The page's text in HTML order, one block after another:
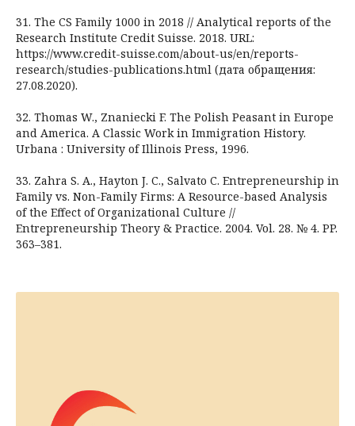
31. The CS Family 1000 in 2018 // Аnalytical reports of the
Research Institute Credit Suisse. 2018. URL:
https://www.credit-suisse.com/about-us/en/reports-
research/studies-publications.html (дата обращения:
27.08.2020).
32. Thomas W., Znaniecki F. The Polish Peasant in Europe
and America. A Classic Work in Immigration History.
Urbana : University of Illinois Press, 1996.
33. Zahra S. A., Hayton J. C., Salvato C. Entrepreneurship in
Family vs. Non-Family Firms: A Resource-based Analysis
of the Effect of Organizational Culture //
Entrepreneurship Theory & Practice. 2004. Vol. 28. № 4. PP.
363–381.